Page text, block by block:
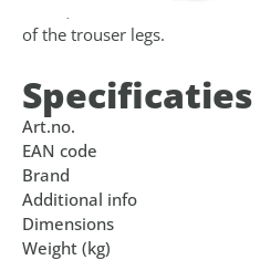
of the trouser legs.
Specificaties
Art.no.
EAN code
Brand
Additional info
Dimensions
Weight (kg)